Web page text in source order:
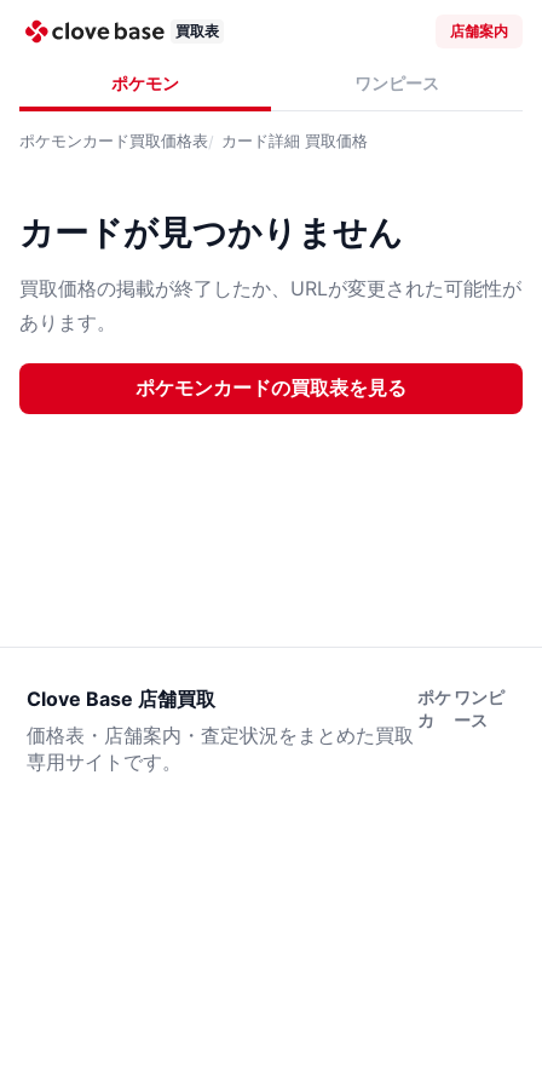
買取表 店舗案内
ポケモン ワンピース
ポケモンカード買取価格表 カード詳細 買取価格
カードが見つかりません
買取価格の掲載が終了したか、URLが変更された可能性が
あります。
ポケモンカードの買取表を見る
Clove Base 店舗買取
価格表・店舗案内・査定状況をまとめた買取
専用サイトです。
ポケ
カ
ワンピ
ース